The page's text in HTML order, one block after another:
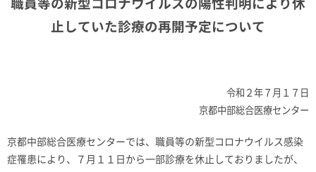
止していた診療の再開予定について
令和２年７月１７日
京都中部総合医療センター
京都中部総合医療センターでは、職員等の新型コロナウイルス感染
症罹患により、７月１１日から一部診療を休止しておりましたが、